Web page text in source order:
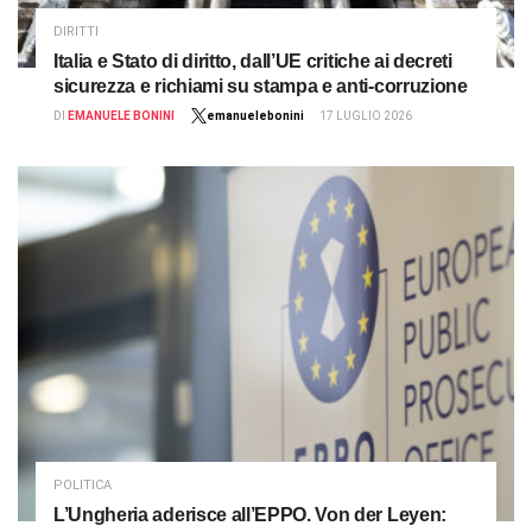
DIRITTI
Italia e Stato di diritto, dall’UE critiche ai decreti
sicurezza e richiami su stampa e anti-corruzione
DI EMANUELE BONINI emanuelebonini 17 LUGLIO 2026
POLITICA
L’Ungheria aderisce all’EPPO. Von der Leyen: